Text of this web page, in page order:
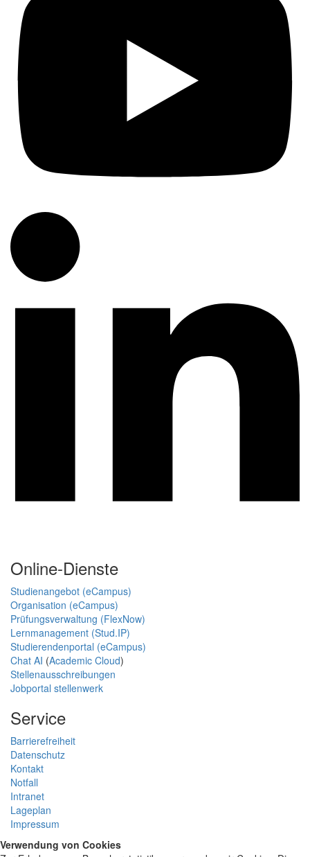
Online-Dienste
Studienangebot (eCampus)
Organisation (eCampus)
Prüfungsverwaltung (FlexNow)
Lernmanagement (Stud.IP)
Studierendenportal (eCampus)
Chat AI (Academic Cloud)
Stellenausschreibungen
Jobportal stellenwerk
Service
Barrierefreiheit
Datenschutz
Kontakt
Notfall
Intranet
Lageplan
Impressum
Verwendung von Cookies